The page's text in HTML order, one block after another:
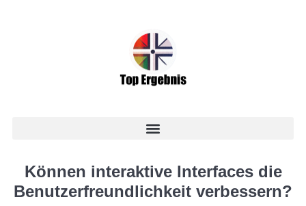
Können interaktive Interfaces die
Benutzerfreundlichkeit verbessern?